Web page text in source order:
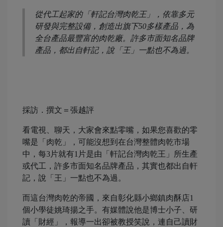
從代工起家的「軒記台灣肉乾王」，依靠多元
研發與完整設備，創造出旗下50多樣產品，為
全台產品最豐富的肉乾廠。許多市面知名品牌
產品，都出自軒記，說「王」一點也不為過。
採訪．撰文＝張越評
看電視、聊天，大家會來點零嘴，如果您喜歡的零
嘴是「肉乾」，可能沒想到在台灣整體肉乾市場
中，每3片就有1片是由「軒記台灣肉乾王」所生產
或代工，許多市面知名品牌產品，其實也都出自軒
記，說「王」一點也不為過。
而這台灣肉乾的帝國，來自彰化縣小鄉鎮肉酥店1
個小學徒姚琦揚之手。有媒體說他是博士小子、研
讀「財經」，報導一出卻被教授笑說，連自己讀財